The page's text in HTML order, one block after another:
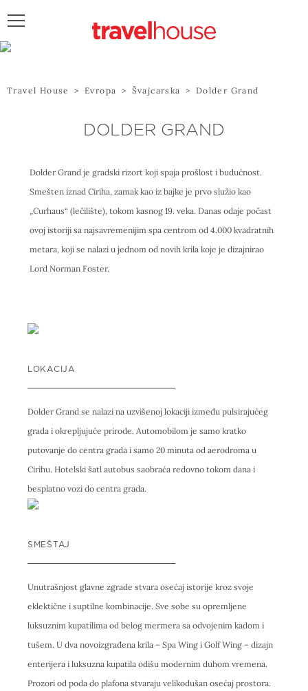
Travel House > Evropa > Švajcarska > Dolder Grand
DOLDER GRAND
Dolder Grand je gradski rizort koji spaja prošlost i budućnost.
Smešten iznad Ciriha, zamak kao iz bajke je prvo služio kao
„Curhaus“ (lečilište), tokom kasnog 19. veka. Danas odaje počast
ovoj istoriji sa najsavremenijim spa centrom od 4.000 kvadratnih
metara, koji se nalazi u jednom od novih krila koje je dizajnirao
Lord Norman Foster.
LOKACIJA
Dolder Grand se nalazi na uzvišenoj lokaciji između pulsirajućeg
grada i okrepljujuće prirode. Automobilom je samo kratko
putovanje do centra grada i samo 20 minuta od aerodroma u
Cirihu. Hotelski šatl autobus saobraća redovno tokom dana i
besplatno vozi do centra grada.
SMEŠTAJ
Unutrašnjost glavne zgrade stvara osećaj istorije kroz svoje
eklektične i suptilne kombinacije. Sve sobe su opremljene
luksuznim kupatilima od belog mermera sa odvojenim kadom i
tušem. U dva novoizgrađena krila – Spa Wing i Golf Wing – dizajn
enterijera i luksuzna kupatila odišu modernim duhom vremena.
Prozori od poda do plafona stvaraju velikodušan osećaj prostora.